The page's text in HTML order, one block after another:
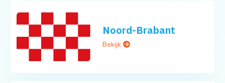
Noord-Brabant
Bekijk